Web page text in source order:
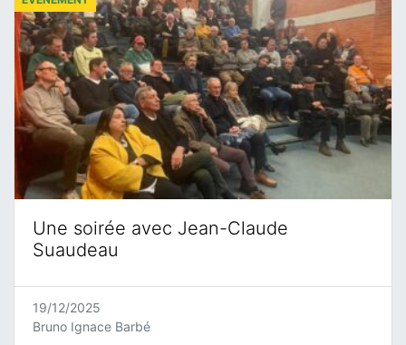
Une soirée avec Jean-Claude
Suaudeau
19/12/2025
Bruno Ignace Barbé